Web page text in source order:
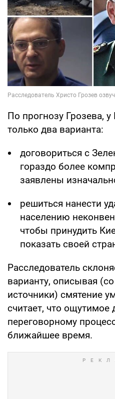
По прогнозу Грозева,
только два варианта:
договориться с
гораздо более
заявлены
решиться нанести
населению
чтобы принудить
показать своей
Расследователь
варианту, описывая
источники) смятение
считает, что ощутимое
переговорному
ближайшее время.